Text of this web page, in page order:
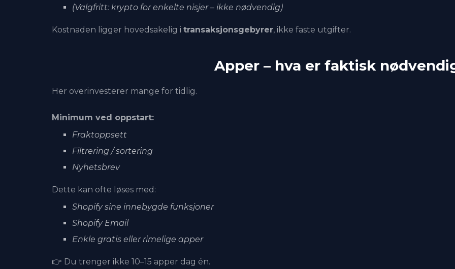
(Valgfritt: krypto for enkelte nisjer – ikke nødvendig)
Kostnaden ligger hovedsakelig i transaksjonsgebyrer, ikke faste utgifter.
Apper – hva er faktisk
Her overinvesterer mange for tidlig.
Minimum ved oppstart:
Fraktoppsett
Filtrering / sortering
Nyhetsbrev
Dette kan ofte løses med:
Shopify sine innebygde funksjoner
Shopify Email
Enkle gratis eller rimelige apper
👉 Du trenger ikke 10–15 apper dag én.